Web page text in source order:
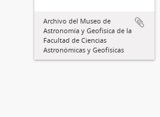
Archivo del Museo de
Astronomía y Geofísica de la
Facultad de Ciencias
Astronómicas y Geofísicas